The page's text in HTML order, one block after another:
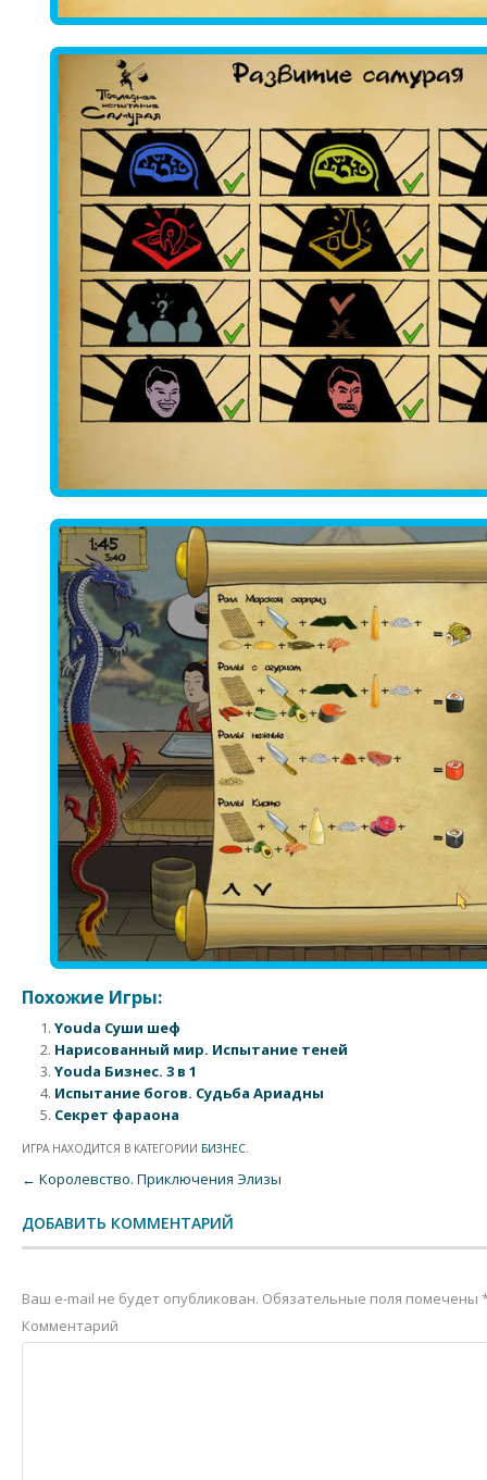
Похожие Игры:
Youda Суши шеф
Нарисованный мир. Испытание теней
Youda Бизнес. 3 в 1
Испытание богов. Судьба Ариадны
Секрет фараона
ИГРА НАХОДИТСЯ В КАТЕГОРИИ БИЗНЕС.
Post navigation
← Королевство. Приключения Элизы
ДОБАВИТЬ КОММЕНТАРИЙ
Ваш e-mail не будет опубликован. Обязательные поля помечены
Комментарий